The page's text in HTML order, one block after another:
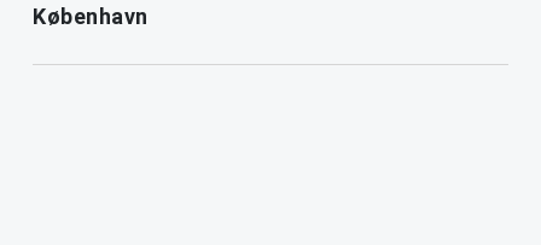
København